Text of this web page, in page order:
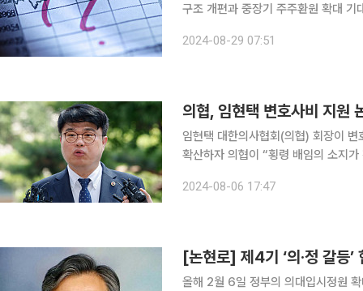
구조 개편과 중장기 주주환원 확대
년, 4조원+ 자사주 매입 Smart BE
2024-08-29 07:51
의협, 임현택 변호사비 지원
임현택 대한의사협회(의협) 회장이 변
확산하자 의협이 “횡령 배임의 소지가 전혀 없다”라
2024-08-06 17:47
[논현로] 제4기 ‘의·정 갈등’
올해 2월 6일 정부의 의대입시정원